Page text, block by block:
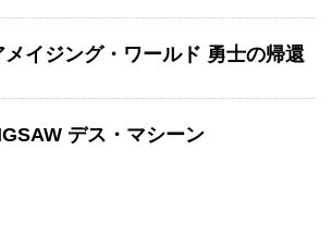
メイジング・ワールド 勇士の帰還
デス・マシーン